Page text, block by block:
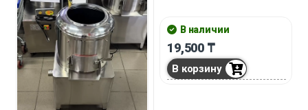
В наличии
19,500 ₸
В корзину